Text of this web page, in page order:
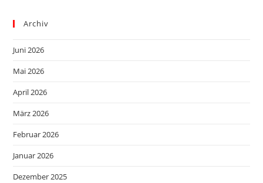
Archiv
Juni 2026
Mai 2026
April 2026
März 2026
Februar 2026
Januar 2026
Dezember 2025